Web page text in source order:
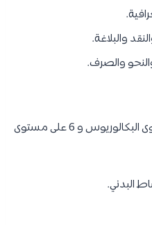
والبلاغة.
والصرف.
تقدم الكلية 11 تخصص (5 على مستوى البكالوريوس و 6 على مستوى
البدني.